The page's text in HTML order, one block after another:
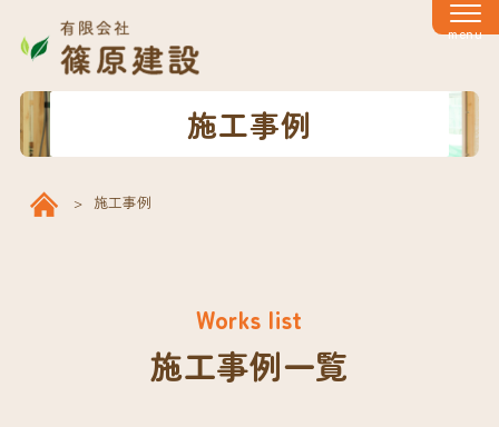
施工事例
menu
施工事例
Works list
施工事例一覧